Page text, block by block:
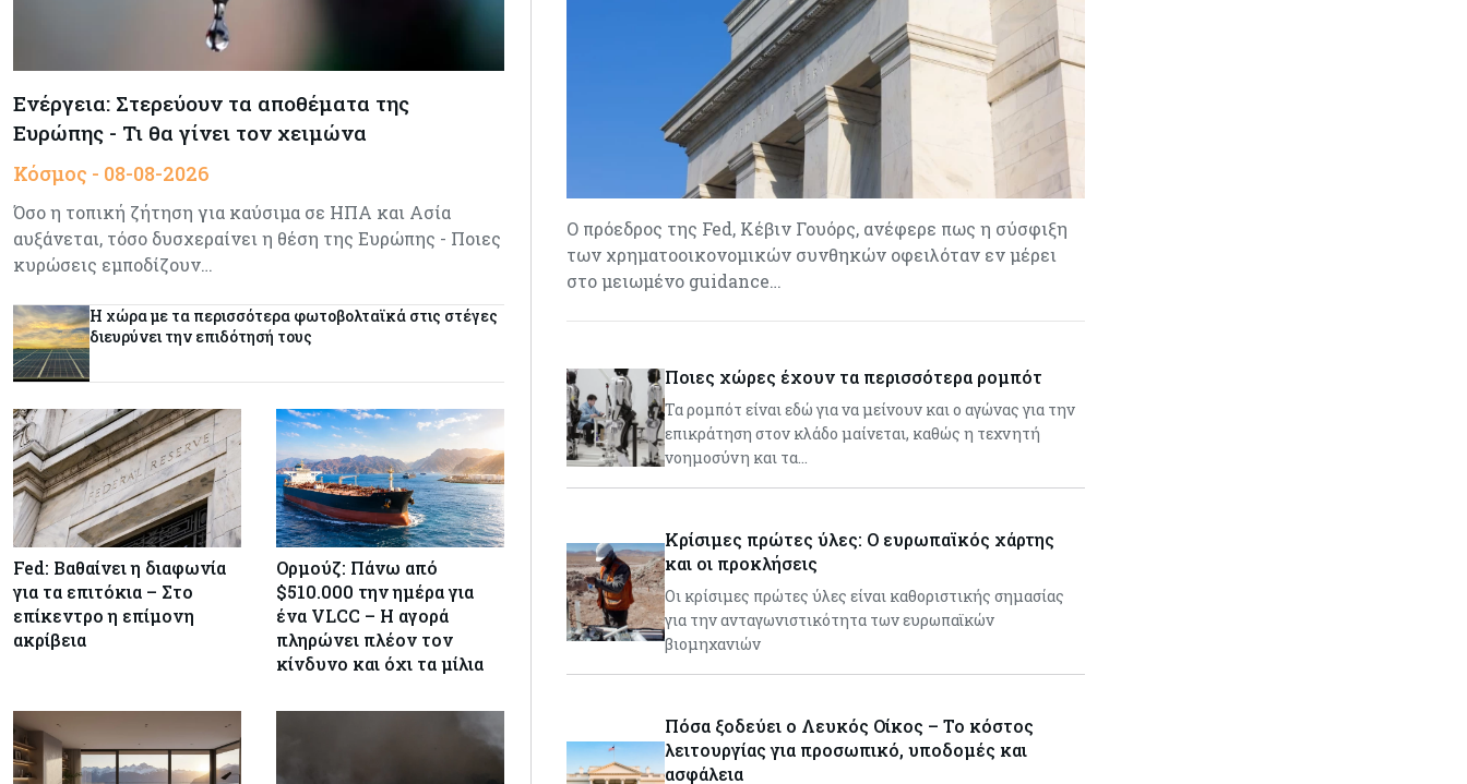
Ενέργεια: Στερεύουν τα αποθέματα της
Ευρώπης - Τι θα γίνει τον χειμώνα
Κόσμος - 08-08-2026
Όσο η τοπική ζήτηση για καύσιμα σε ΗΠΑ και Ασία
αυξάνεται, τόσο δυσχεραίνει η θέση της Ευρώπης - Ποιες
κυρώσεις εμποδίζουν…
Η χώρα με τα περισσότερα φωτοβολταϊκά στις στέγες
διευρύνει την επιδότησή τους
Fed: Βαθαίνει η διαφωνία
για τα επιτόκια – Στο
επίκεντρο η επίμονη
ακρίβεια
Ορμούζ: Πάνω από
$510.000 την ημέρα για
ένα VLCC – Η αγορά
πληρώνει πλέον τον
κίνδυνο και όχι τα μίλια
Ο πρόεδρος της Fed, Κέβιν Γουόρς, ανέφερε πως η σύσφιξη
των χρηματοοικονομικών συνθηκών οφειλόταν εν μέρει
στο μειωμένο guidance…
Ποιες χώρες έχουν τα περισσότερα ρομπότ
Τα ρομπότ είναι εδώ για να μείνουν και ο αγώνας για την
επικράτηση στον κλάδο μαίνεται, καθώς η τεχνητή
νοημοσύνη και τα…
Κρίσιμες πρώτες ύλες: Ο ευρωπαϊκός χάρτης
και οι προκλήσεις
Οι κρίσιμες πρώτες ύλες είναι καθοριστικής σημασίας
για την ανταγωνιστικότητα των ευρωπαϊκών
βιομηχανιών
Πόσα ξοδεύει ο Λευκός Οίκος – Το κόστος
λειτουργίας για προσωπικό, υποδομές και
ασφάλεια